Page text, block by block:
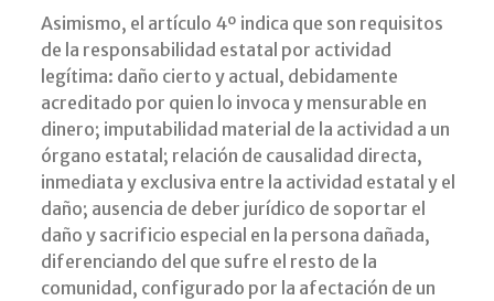
Asimismo, el artículo 4º indica que son requisitos
de la responsabilidad estatal por actividad
legítima: daño cierto y actual, debidamente
acreditado por quien lo invoca y mensurable en
dinero; imputabilidad material de la actividad a un
órgano estatal; relación de causalidad directa,
inmediata y exclusiva entre la actividad estatal y el
daño; ausencia de deber jurídico de soportar el
daño y sacrificio especial en la persona dañada,
diferenciando del que sufre el resto de la
comunidad, configurado por la afectación de un